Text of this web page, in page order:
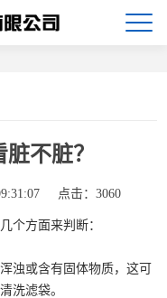
不脏？
点击：3060
个方面来判断：
浊或含有固体物质，这可
洗滤袋。